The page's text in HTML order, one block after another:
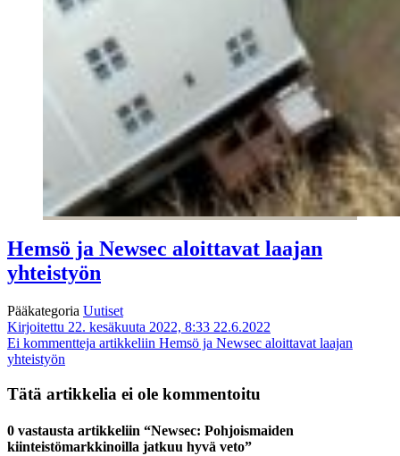
Hemsö ja Newsec aloittavat laajan
yhteistyön
Pääkategoria Uutiset
Kirjoitettu 22. kesäkuuta 2022, 8:33 22.6.2022
Ei kommentteja artikkeliin Hemsö ja Newsec aloittavat laajan
yhteistyön
Tätä artikkelia ei ole kommentoitu
0 vastausta artikkeliin “Newsec: Pohjoismaiden
kiinteistömarkkinoilla jatkuu hyvä veto”